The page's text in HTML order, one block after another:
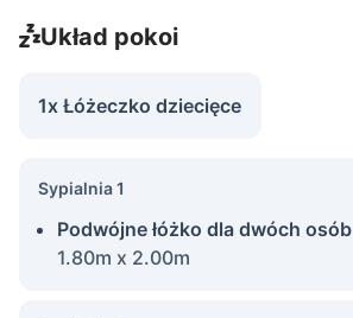
Układ pokoi
1x Łóżeczko dziecięce
Sypialnia 1
Podwójne łóżko dla dwóch osób
1.80m x 2.00m